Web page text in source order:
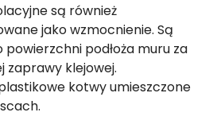
są również
jako wzmocnienie. Są
podłoża muru za
zaprawy klejowej.
kotwy umieszczone